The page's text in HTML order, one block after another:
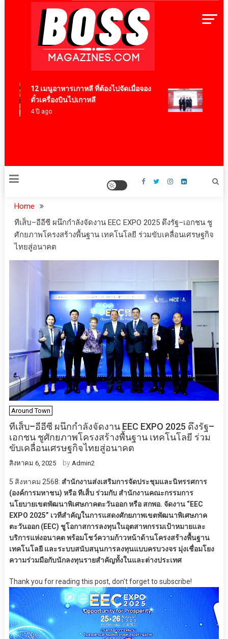
BossMagazinesThailand
12 เมนูอาหารเกาหลี ที่ต้องไปจัดเมื่อจอง
ตั๋วเครื่องบินไปเกาหลี
4 ปี ago
สารสกัด
Home
ทีเส็บ–อีอีซี ผนึกกำลังจัดงาน EEC EXPO 2025 ดึงรัฐ–เอกชน ชู
ศักยภาพโครงสร้างพื้นฐาน เทคโนโลยี ร่วมขับเคลื่อนเศรษฐกิจ
ไทยสู่อนาคต
Around Town
ทีเส็บ–อีอีซี ผนึกกำลังจัดงาน EEC EXPO 2025 ดึงรัฐ–
เอกชน ชูศักยภาพโครงสร้างพื้นฐาน เทคโนโลยี ร่วม
ขับเคลื่อนเศรษฐกิจไทยสู่อนาคต
สิงหาคม 6, 2025 by Admin2
5 สิงหาคม 2568: สำนักงานส่งเสริมการจัดประชุมและนิทรรศการ
(องค์การมหาชน) หรือ ทีเส็บ ร่วมกับ สำนักงานคณะกรรมการ
นโยบายเขตพัฒนาพิเศษภาคตะวันออก หรือ สกพอ. จัดงาน “EEC
EXPO 2025” เวทีสำคัญในการแสดงศักยภาพเขตพัฒนาพิเศษภาค
ตะวันออก (EEC) ชูโอกาสการลงทุนในอุตสาหกรรมเป้าหมายและ
บริการแห่งอนาคต พร้อมโชว์ความก้าวหน้าด้านโครงสร้างพื้นฐาน
เทคโนโลยี และระบบสนับสนุนการลงทุนแบบครบวงจร มุ่งเชื่อมโยง
ความร่วมมือกับนักลงทุนรายสำคัญทั้งในและต่างประเทศ
Thank you for reading this post, don't forget to subscribe!